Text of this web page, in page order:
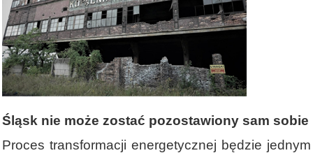
Śląsk nie może zostać pozostawiony sam sobie
Proces transformacji energetycznej będzie jednym